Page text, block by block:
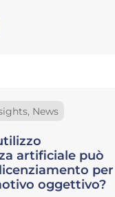
News
artificiale può
per
oggettivo?